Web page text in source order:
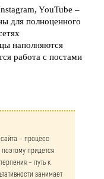
YouTube –
для полноценного
наполняются
работа с постами
– процесс
придется
– путь к
занимает